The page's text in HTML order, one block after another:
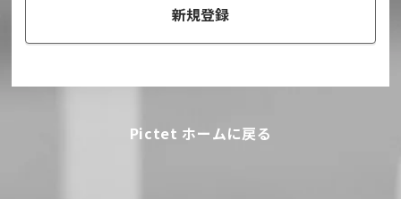
新規登録
Pictet ホームに戻る